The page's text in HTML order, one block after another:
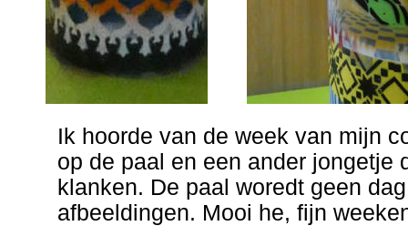
Ik hoorde van de week van mijn
op de paal en een ander
klanken. De paal woredt geen
afbeeldingen. Mooi he, fijn